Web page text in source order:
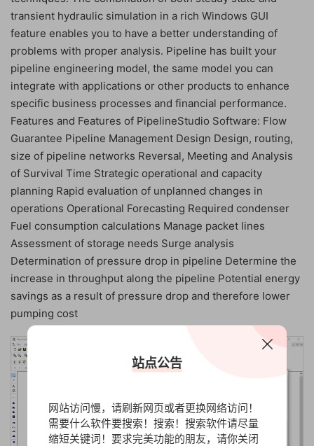
transient hydraulic simulation in a rich Windows GUI
feature enables you to have a better understanding of
problems with proper analysis. Pipeline has built your
pipeline engineering model, the same model you can
integrate with applications or other products to enhance
specific business processes and financial performance.
Features and Features of PipelineStudio Software: Flow
Guarantee Pipeline Management Design Design, routing,
size of pipeline networks Reversal, Meeting and Analysis
of Survival Time Strategic operational and capacity
planning Rapid evaluation of unplanned changes in
operations Operational Forecasting Required condenser
Fuel consumption calculations Manage packet lines
Assessment of storage needs Surge analysis
Determination of pressure drop in pipeline Determine the
increase in throughput along the pipeline Potential energy
savings as a result of pressure drop and therefore lower
pumping cost
站点公告
网站访问慢，请刷新网页或者更换网络访问！
需要什么软件要搜索！搜索！搜索软件请尽量
缩短关键词！要求完美功能的朋友，请你关闭